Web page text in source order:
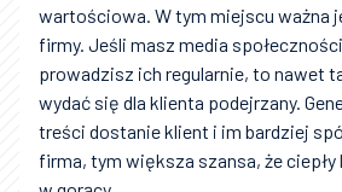
wartościowa. W tym miejscu ważna
firmy. Jeśli masz media
prowadzisz ich regularnie, to nawet
wydać się dla klienta podejrzany.
treści dostanie klient i im bardziej
firma, tym większa szansa, że ciepły